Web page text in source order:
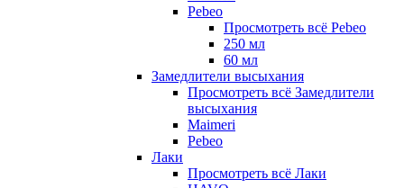
Pebeo
Просмотреть всё Pebeo
250 мл
60 мл
Замедлители высыхания
Просмотреть всё Замедлители
высыхания
Maimeri
Pebeo
Лаки
Просмотреть всё Лаки